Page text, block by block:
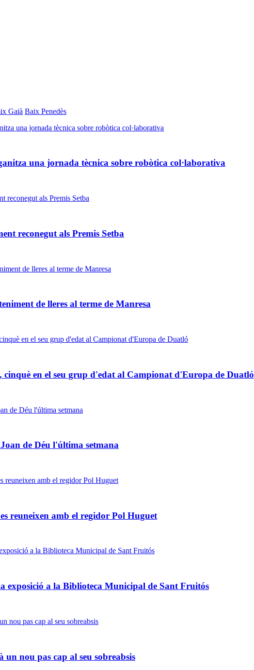
Gaià Baix Penedès
una jornada tècnica sobre robòtica col·laborativa
reconegut als Premis Setba
de lleres al terme de Manresa
en el seu grup d'edat al Campionat d'Europa de Duatló
de Déu l'última setmana
reuneixen amb el regidor Pol Huguet
exposició a la Biblioteca Municipal de Sant Fruitós
nou pas cap al seu sobreabsis